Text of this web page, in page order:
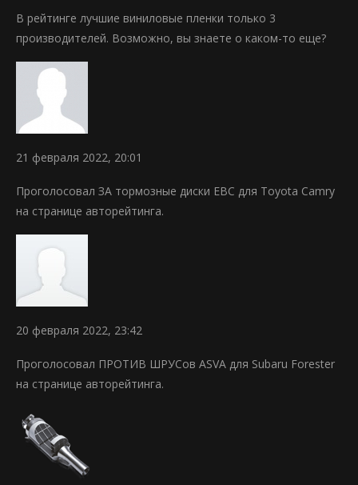
В рейтинге лучшие виниловые пленки только 3
производителей. Возможно, вы знаете о каком-то еще?
21 февраля 2022, 20:01
Проголосовал ЗА тормозные диски EBC для Toyota Camry
на странице авторейтинга.
20 февраля 2022, 23:42
Проголосовал ПРОТИВ ШРУСов ASVA для Subaru Forester
на странице авторейтинга.